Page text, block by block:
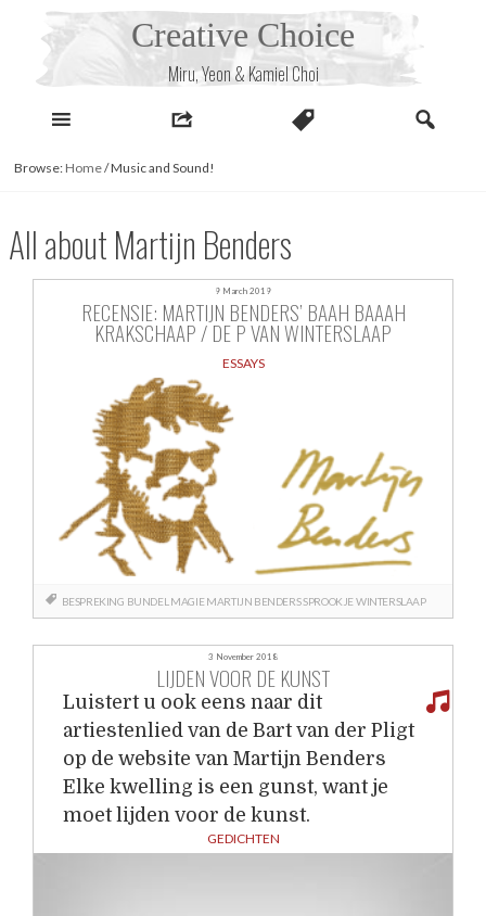
Creative Choice
Miru, Yeon & Kamiel Choi
Browse: Home/Music and Sound!
All about Martijn Benders
9 March 2019
RECENSIE: MARTIJN BENDERS’ BAAH BAAAH
KRAKSCHAAP / DE P VAN WINTERSLAAP
ESSAYS
BESPREKING BUNDEL MAGIE MARTIJN BENDERSSPROOKJEWINTERSLAAP
3 November 2018
LIJDEN VOOR DE KUNST
Luistert u ook eens naar dit
artiestenlied van de Bart van der Pligt
op de website van Martijn Benders
Elke kwelling is een gunst, want je
moet lijden voor de kunst.
GEDICHTEN